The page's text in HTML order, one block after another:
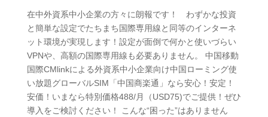
在中外資系中小企業の方々に朗報です！ わずかな投資
と簡単な設定でたちまち国際専用線と同等のインターネ
ット環境が実現します！設定が面倒で何かと使いづらい
VPNや、高額の国際専用線も必要ありません。 中国移動
国際CMlinkによる外資系中小企業向け中国ローミング使
い放題グローバルSIM「中国商楽通」なら安心！安定！
安価！いまなら特別価格488/月（USD75)でご提供！ぜひ
導入をご検討ください！ こんな“困った”はありません